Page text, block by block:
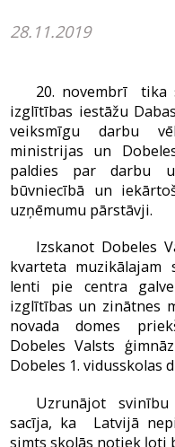
28.11.2019
20. novembrī tika
izglītības iestāžu
veiksmīgu darbu
ministrijas un
paldies par darbu
būvniecībā un
uzņēmumu pārstāvji.
Izskanot Dobeles
kvarteta muzikālajam
lenti pie centra
izglītības un zinātnes
novada domes
Dobeles Valsts
Dobeles 1. vidusskolas
Uzrunājot
sacīja, ka Latvijā
simts skolās notiek ļoti